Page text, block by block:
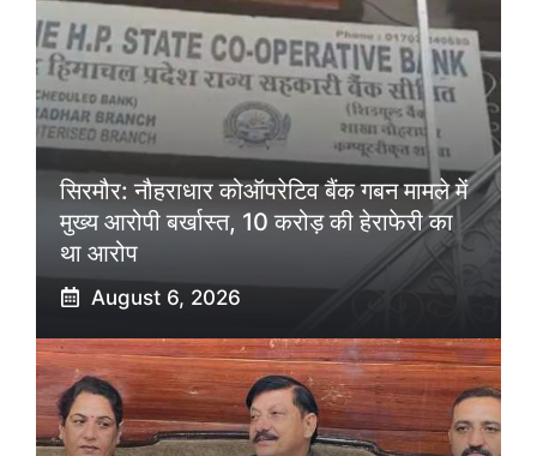
सिरमौर: नौहराधार कोऑपरेटिव बैंक गबन मामले में
मुख्य आरोपी बर्खास्त, 10 करोड़ की हेराफेरी का
था आरोप
August 6, 2026